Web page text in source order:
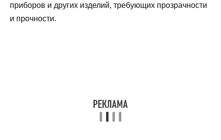
приборов и других изделий, требующих прозрачности
и прочности.